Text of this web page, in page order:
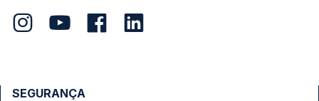
SEGURANÇA